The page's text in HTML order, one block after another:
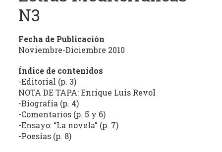
estudio
crítico
publicaciones
periódicas
provincia
(con
énfasis
N3
Fecha de Publicación
Noviembre-Diciembre 2010
Índice de contenidos
-Editorial (p. 3)
NOTA DE TAPA: Enrique Luis Revol
-Biografía (p. 4)
-Comentarios (p. 5 y 6)
-Ensayo: “La novela” (p. 7)
-Poesías (p. 8)